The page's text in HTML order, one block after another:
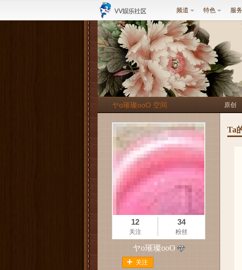
频道 特色 服务
ヤo璀璨oοΟ 空间 原创
12
关注
34
粉丝
ヤo璀璨oοΟ
关注
Ta